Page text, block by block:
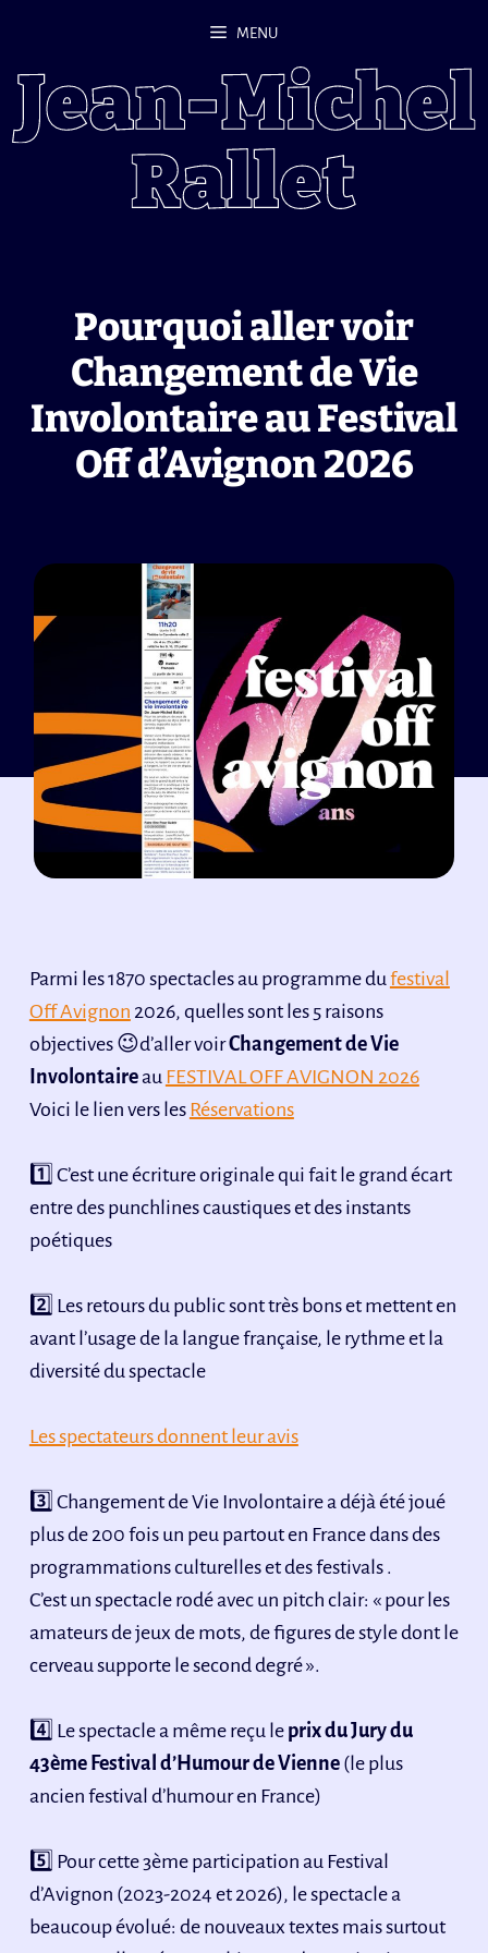
MENU
Pourquoi aller voir
Changement de Vie
Involontaire au Festival
Off d’Avignon 2026
Parmi les 1870 spectacles au programme dufestival
Off Avignon 2026, quelles sont les 5 raisons
objectives 😉d’aller voirChangement de Vie
Involontaireau FESTIVAL OFF AVIGNON 2026
Voici le lien vers les Réservations
1️⃣ C’est une écriture originale qui fait le grand écart
entre des punchlines caustiques et des instants
poétiques
2️⃣ Les retours du public sont très bons et mettent en
avant l’usage de la langue française, le rythme et la
diversité du spectacle
Les spectateurs donnent leur avis
3️⃣ Changement de Vie Involontaire a déjà été joué
plus de 200 fois un peu partout en France dans des
programmations culturelles et des festivals .
C’est un spectacle rodé avec un pitch clair: « pour les
amateurs de jeux de mots, de figures de style dont le
cerveau supporte le second degré ».
4️⃣ Le spectacle a même reçu le prix du Jury du
43ème Festival d’Humour de Vienne(le plus
ancien festival d’humour en France)
5️⃣ Pour cette 3ème participation au Festival
d’Avignon (2023-2024 et 2026), le spectacle a
beaucoup évolué: de nouveaux textes mais surtout